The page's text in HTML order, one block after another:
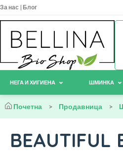
За нас | Блог
НЕГА И ХИГИЕНА ШМИНКА
Почетна > Продавница >